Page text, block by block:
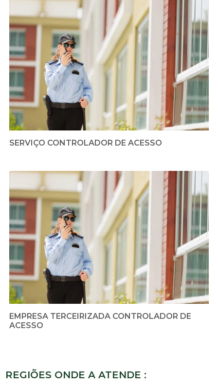
SERVIÇO CONTROLADOR DE ACESSO
EMPRESA TERCEIRIZADA CONTROLADOR DE
ACESSO
REGIÕES ONDE A ATENDE :